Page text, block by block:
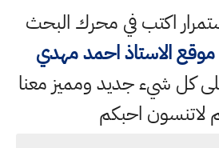
اكتب في محرك البحث
موقع الاستاذ احمد مهدي
كل شيء جديد ومميز معنا
لاتنسون احبكم